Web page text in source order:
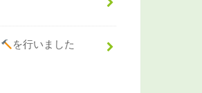
を行いました